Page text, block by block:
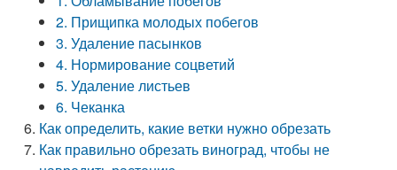
2. Прищипка молодых побегов
3. Удаление пасынков
4. Нормирование соцветий
5. Удаление листьев
6. Чеканка
Как определить, какие ветки нужно обрезать
Как правильно обрезать виноград, чтобы не